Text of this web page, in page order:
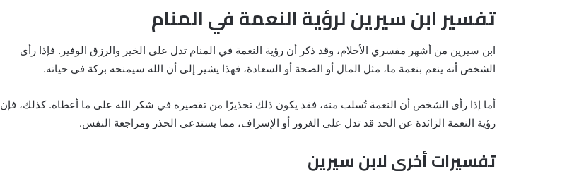
تفسير ابن سيرين لرؤية النعمة في المنام
ابن سيرين من أشهر مفسري الأحلام، وقد ذكر أن رؤية النعمة في المنام تدل على الخير والرزق الوفير. فإذا رأى
الشخص أنه ينعم بنعمة ما، مثل المال أو الصحة أو السعادة، فهذا يشير إلى أن الله سيمنحه بركة في حياته.
أما إذا رأى الشخص أن النعمة تُسلب منه، فقد يكون ذلك تحذيرًا من تقصيره في شكر الله على ما أعطاه. كذلك، فإن
رؤية النعمة الزائدة عن الحد قد تدل على الغرور أو الإسراف، مما يستدعي الحذر ومراجعة النفس.
تفسيرات أخرى لابن سيرين
رؤية
المتسخ
بالبراز
دلالات
خروج
من
الدبر